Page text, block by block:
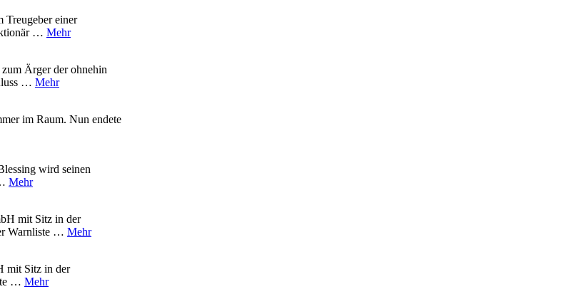
Treugeber einer
… Mehr
Ärger der ohnehin
… Mehr
im Raum. Nun endete
wird seinen
Mehr
mit Sitz in der
Warnliste … Mehr
mit Sitz in der
… Mehr